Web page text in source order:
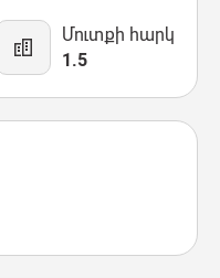
Մուտքի հարկ
1.5